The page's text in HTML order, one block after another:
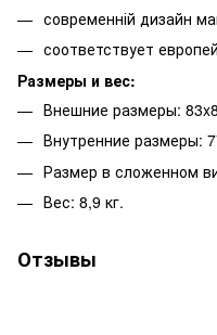
современній дизайн
соответствует
Размеры и вес:
Внешние размеры:
Внутренние размеры:
Размер в сложенном
Вес: 8,9 кг.
Отзывы